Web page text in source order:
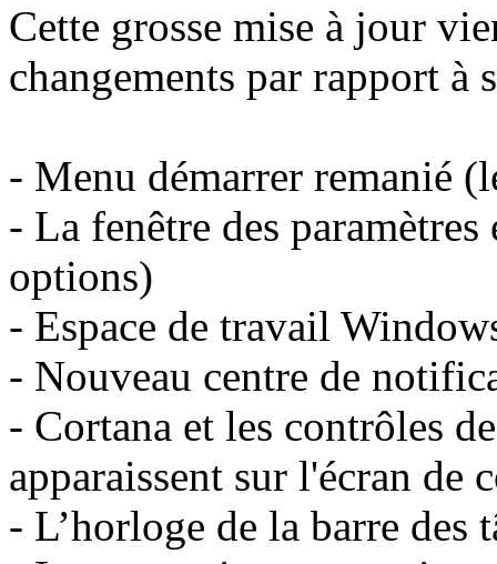
Cette grosse mise à jour
changements par rapport à
- Menu démarrer remanié
- La fenêtre des
options)
- Espace de travail
- Nouveau centre de
- Cortana et les contrôles
apparaissent sur l'écran de
- L’horloge de la barre des